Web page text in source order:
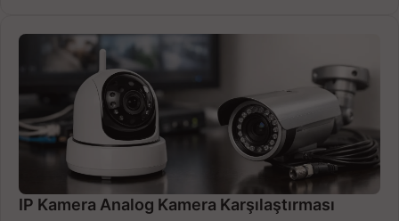
IP Kamera Analog Kamera Karşılaştırması